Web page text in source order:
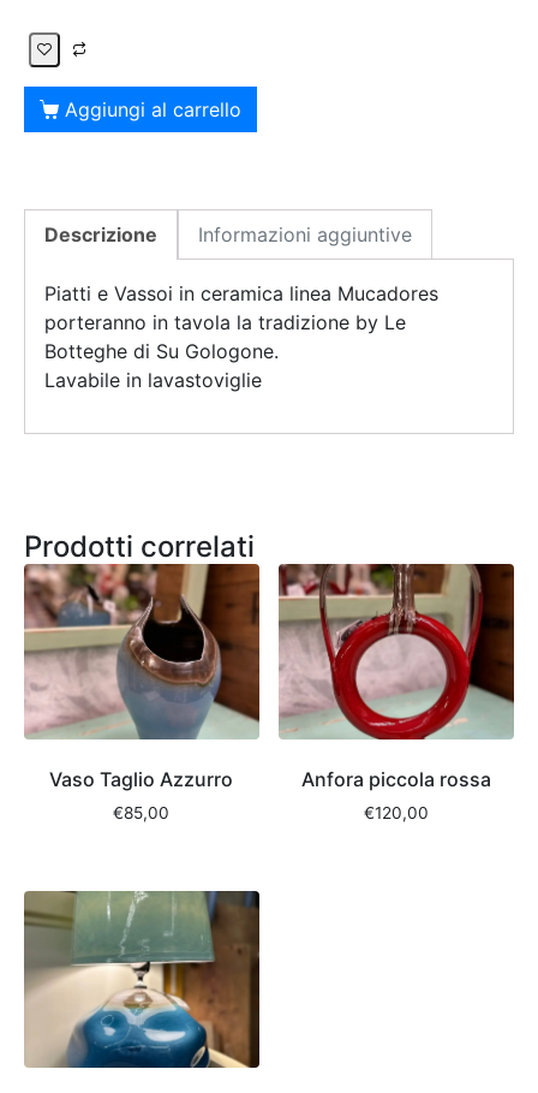
Aggiungi al carrello
Descrizione Informazioni aggiuntive
Piatti e Vassoi in ceramica linea Mucadores
porteranno in tavola la tradizione by Le
Botteghe di Su Gologone.
Lavabile in lavastoviglie
Prodotti correlati
Vaso Taglio Azzurro
€85,00
Anfora piccola rossa
€120,00